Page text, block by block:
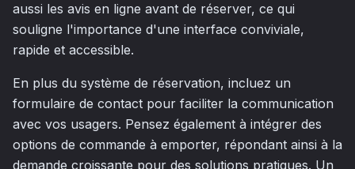
aussi les avis en ligne avant de réserver, ce qui
souligne l'importance d'une interface conviviale,
rapide et accessible.
En plus du système de réservation, incluez un
formulaire de contact pour faciliter la communication
avec vos usagers. Pensez également à intégrer des
options de commande à emporter, répondant ainsi à la
demande croissante pour des solutions pratiques. Un